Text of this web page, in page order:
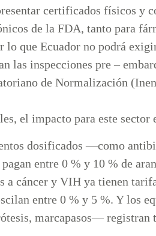
certificados físicos y
de la FDA, tanto para
que Ecuador no podrá
las inspecciones pre –
de Normalización
el impacto para este
dosificados —como
entre 0 % y 10 % de
a cáncer y VIH ya tienen
entre 0 % y 5 %. Y los
marcapasos— registran